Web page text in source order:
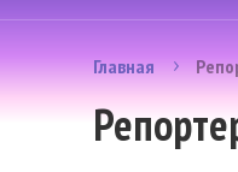
Главная